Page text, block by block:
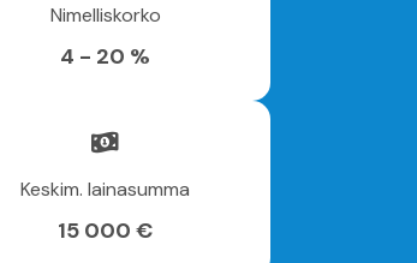
Nimelliskorko
4 - 20 %
Keskim. lainasumma
15 000 €